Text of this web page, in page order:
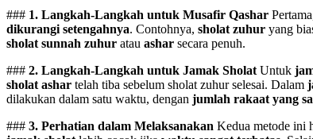
### 1. Langkah-Langkah untuk Musafir Qashar
dikurangi setengahnya. Contohnya, sholat zuhur yang
sholat sunnah zuhur atau ashar secara penuh.
### 2. Langkah-Langkah untuk Jamak Sholat Untuk
sholat ashar telah tiba sebelum sholat zuhur selesai. Dalam
dilakukan dalam satu waktu, dengan jumlah rakaat yang
### 3. Perhatian dalam Melaksanakan Kedua metode ini